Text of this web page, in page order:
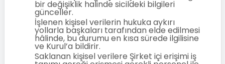
bir değişiklik halinde sicildeki bilgileri
günceller.
İşlenen kişisel verilerin hukuka aykırı
yollarla başkaları tarafından elde edilmesi
hâlinde, bu durumu en kısa sürede ilgilisine
ve Kurul’a bildirir.
Saklanan kişisel verilere Şirket içi erişimi iş